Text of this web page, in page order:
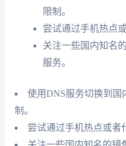
限制。
尝试通过手机热点
关注一些国内知名
服务。
使用DNS服务切换到国
制。
尝试通过手机热点或者